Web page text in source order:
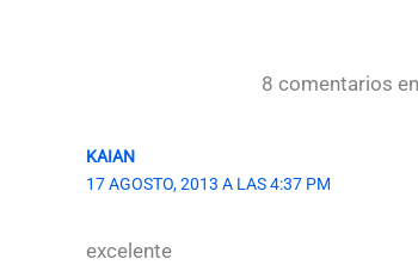
8 comentarios
KAIAN
17 AGOSTO, 2013 A LAS 4:37 PM
excelente